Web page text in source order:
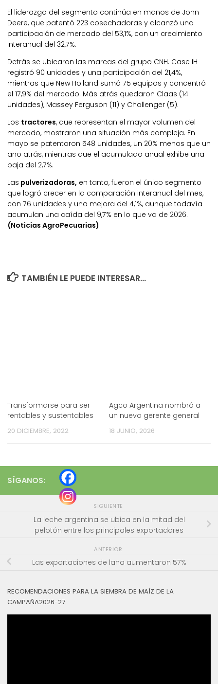
El liderazgo del segmento continúa en manos de John
Deere, que patentó 223 cosechadoras y alcanzó una
participación de mercado del 53,1%, con un crecimiento
interanual del 32,7%.
Detrás se ubicaron las marcas del grupo CNH. Case IH
registró 90 unidades y una participación del 21,4%,
mientras que New Holland sumó 75 equipos y concentró
el 17,9% del mercado. Más atrás quedaron Claas (14
unidades), Massey Ferguson (11) y Challenger (5).
Los tractores, que representan el mayor volumen del
mercado, mostraron una situación más compleja. En
mayo se patentaron 548 unidades, un 20% menos que un
año atrás, mientras que el acumulado anual exhibe una
baja del 2,7%.
Las pulverizadoras, en tanto, fueron el único segmento
que logró crecer en la comparación interanual del mes,
con 76 unidades y una mejora del 4,1%, aunque todavía
acumulan una caída del 9,7% en lo que va de 2026.
(Noticias AgroPecuarias)
TAMBIÉN LE PUEDE INTERESAR...
Transformarse para ser
rentables y sustentables
20 DICIEMBRE, 2022
Agco Argentina nombró a
un nuevo gerente general
18 JUNIO, 2026
SÍGANOS:
SIGUIENTE
La leche argentina se ubica en la mitad del
pelotón entre los principales exportadores
ANTERIOR
Las exportaciones de lana aumentaron 57%
RECOMENDACIONES PARA LA SIEMBRA DE MAÍZ DE LA
CAMPAÑA2026-27